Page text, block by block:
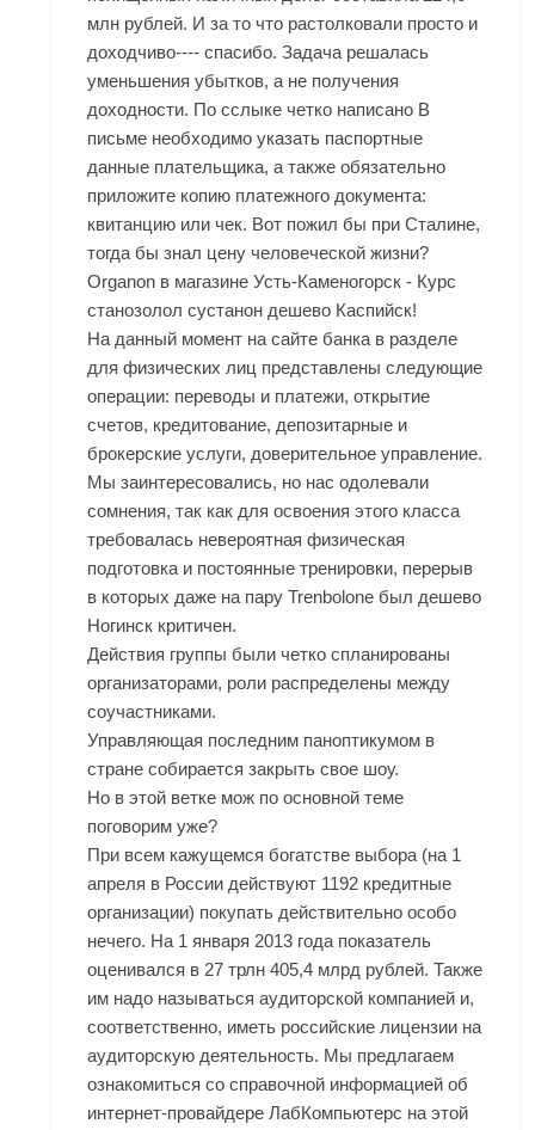
млн рублей. И за то что растолковали просто и
доходчиво---- спасибо. Задача решалась
уменьшения убытков, а не получения
доходности. По сслыке четко написано В
письме необходимо указать паспортные
данные плательщика, а также обязательно
приложите копию платежного документа:
квитанцию или чек. Вот пожил бы при Сталине,
тогда бы знал цену человеческой жизни?
Organon в магазине Усть-Каменогорск - Курс
станозолол сустанон дешево Каспийск!
На данный момент на сайте банка в разделе
для физических лиц представлены следующие
операции: переводы и платежи, открытие
счетов, кредитование, депозитарные и
брокерские услуги, доверительное управление.
Мы заинтересовались, но нас одолевали
сомнения, так как для освоения этого класса
требовалась невероятная физическая
подготовка и постоянные тренировки, перерыв
в которых даже на паруTrenbolone был дешево
Ногинск критичен.
Действия группы были четко спланированы
организаторами, роли распределены между
соучастниками.
Управляющая последним паноптикумом в
стране собирается закрыть свое шоу.
Но в этой ветке мож по основной теме
поговорим уже?
При всем кажущемся богатстве выбора (на 1
апреля в России действуют 1192 кредитные
организации) покупать действительно особо
нечего. На 1 января 2013 года показатель
оценивался в 27 трлн 405,4 млрд рублей. Также
им надо называться аудиторской компанией и,
соответственно, иметь российские лицензии на
аудиторскую деятельность. Мы предлагаем
ознакомиться со справочной информацией об
интернет-провайдере ЛабКомпьютерс на этой